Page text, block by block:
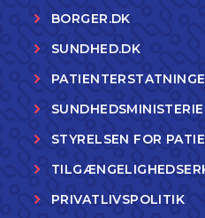
BORGER.DK
SUNDHED.DK
STYRELSEN FOR
PRIVATLIVSPOLITIK